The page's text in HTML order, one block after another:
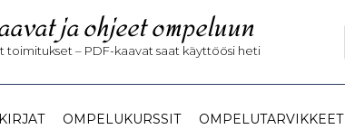
ja ohjeet ompeluun
– PDF-kaavat saat käyttöösi heti
OMPELUKURSSIT OMPELUTARVIKKEET